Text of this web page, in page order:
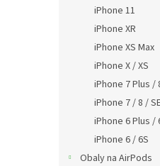
iPhone 11
iPhone XR
iPhone XS Max
iPhone X / XS
iPhone 7 Plus /
iPhone 7 / 8 /
iPhone 6 Plus /
iPhone 6 / 6S
Obaly na AirPods